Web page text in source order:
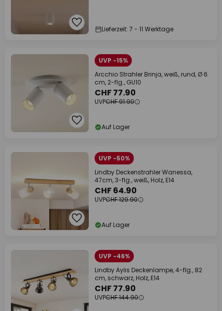
Lieferzeit: 7 - 11 Werktage
UVP -15%
Arcchio Strahler Brinja, weiß, rund, Ø 6
cm, 2-flg., GU10
CHF 77.90
UVPCHF 91.90
Auf Lager
UVP -50%
Lindby Deckenstrahler Wanessa,
47cm, 3-flg., weiß, Holz, E14
CHF 64.90
UVPCHF 129.90
Auf Lager
UVP -46%
Lindby Aylis Deckenlampe, 4-flg., 82
cm, schwarz, Holz, E14
CHF 77.90
UVPCHF 144.90